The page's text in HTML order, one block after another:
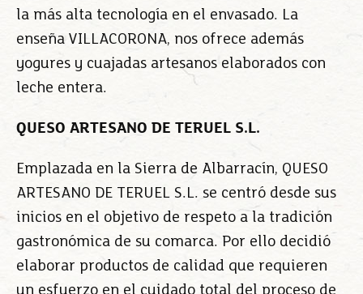
la más alta tecnología en el envasado. La
enseña VILLACORONA, nos ofrece además
yogures y cuajadas artesanos elaborados con
leche entera.
QUESO ARTESANO DE TERUEL S.L.
Emplazada en la Sierra de Albarracín, QUESO
ARTESANO DE TERUEL S.L. se centró desde sus
inicios en el objetivo de respeto a la tradición
gastronómica de su comarca. Por ello decidió
elaborar productos de calidad que requieren
un esfuerzo en el cuidado total del proceso de